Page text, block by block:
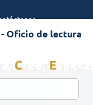
-Oficio de lectura